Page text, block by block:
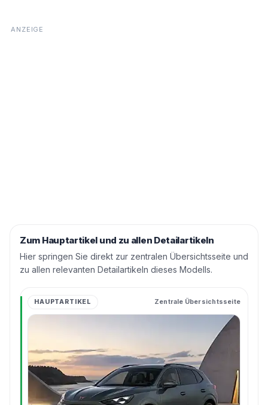
Zum Hauptartikel und zu allen Detailartikeln
Hier springen Sie direkt zur zentralen Übersichtsseite und
zu allen relevanten Detailartikeln dieses Modells.
HAUPTARTIKEL Zentrale Übersichtsseite